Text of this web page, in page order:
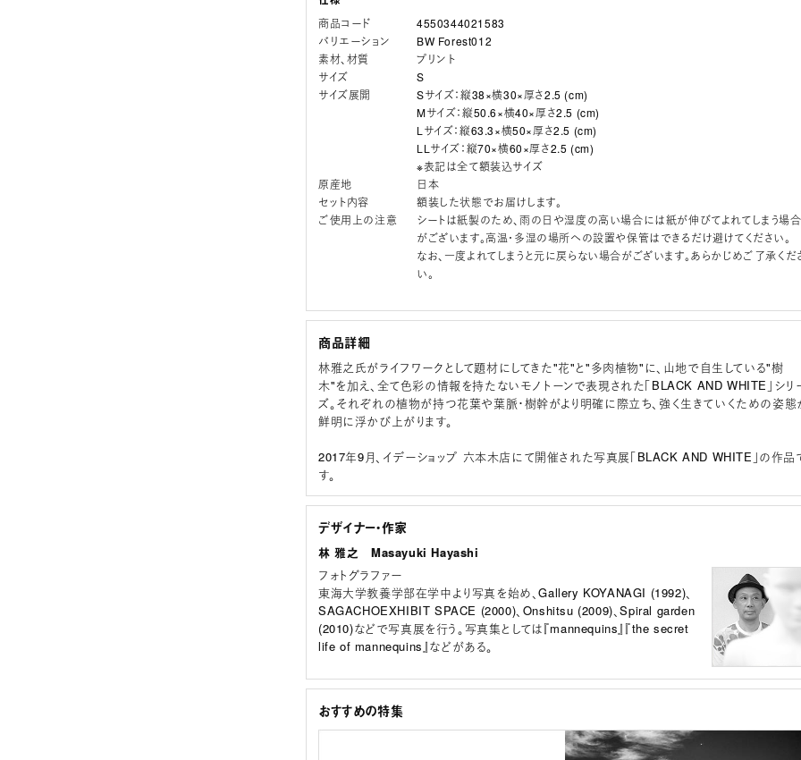
商品コード
4550344021583
バリエーション
BW Forest012
素材、材質
プリント
サイズ
S
サイズ展開
Sサイズ：縦38×横30×厚さ2.5 (cm)
Mサイズ：縦50.6×横40×厚さ2.5 (cm)
Lサイズ：縦63.3×横50×厚さ2.5 (cm)
LLサイズ：縦70×横60×厚さ2.5 (cm)
※表記は全て額装込サイズ
原産地
日本
セット内容
額装した状態でお届けします。
ご使用上の注意
シートは紙製のため、雨の日や湿度の高い場合には紙が伸びてよれてしまう場合
がございます。高温・多湿の場所への設置や保管はできるだけ避けてください。
なお、一度よれてしまうと元に戻らない場合がございます。あらかじめご了承くだ
い。
商品詳細
林雅之氏がライフワークとして題材にしてきた"花"と"多肉植物"に、山地で自生している"樹
木"を加え、全て色彩の情報を持たないモノトーンで表現された「BLACK AND WHITE」シリ
ズ。それぞれの植物が持つ花葉や葉脈・樹幹がより明確に際立ち、強く生きていくための姿態
鮮明に浮かび上がります。
2017年9月、イデーショップ 六本木店にて開催された写真展「BLACK AND WHITE」の作品
す。
デザイナー・作家
林 雅之 Masayuki Hayashi
フォトグラファー
東海大学教養学部在学中より写真を始め、Gallery KOYANAGI (1992)、
SAGACHOEXHIBIT SPACE (2000)、Onshitsu (2009)、Spiral garden
(2010)などで写真展を行う。写真集としては『mannequins』『the secret
life of mannequins』などがある。
おすすめの特集